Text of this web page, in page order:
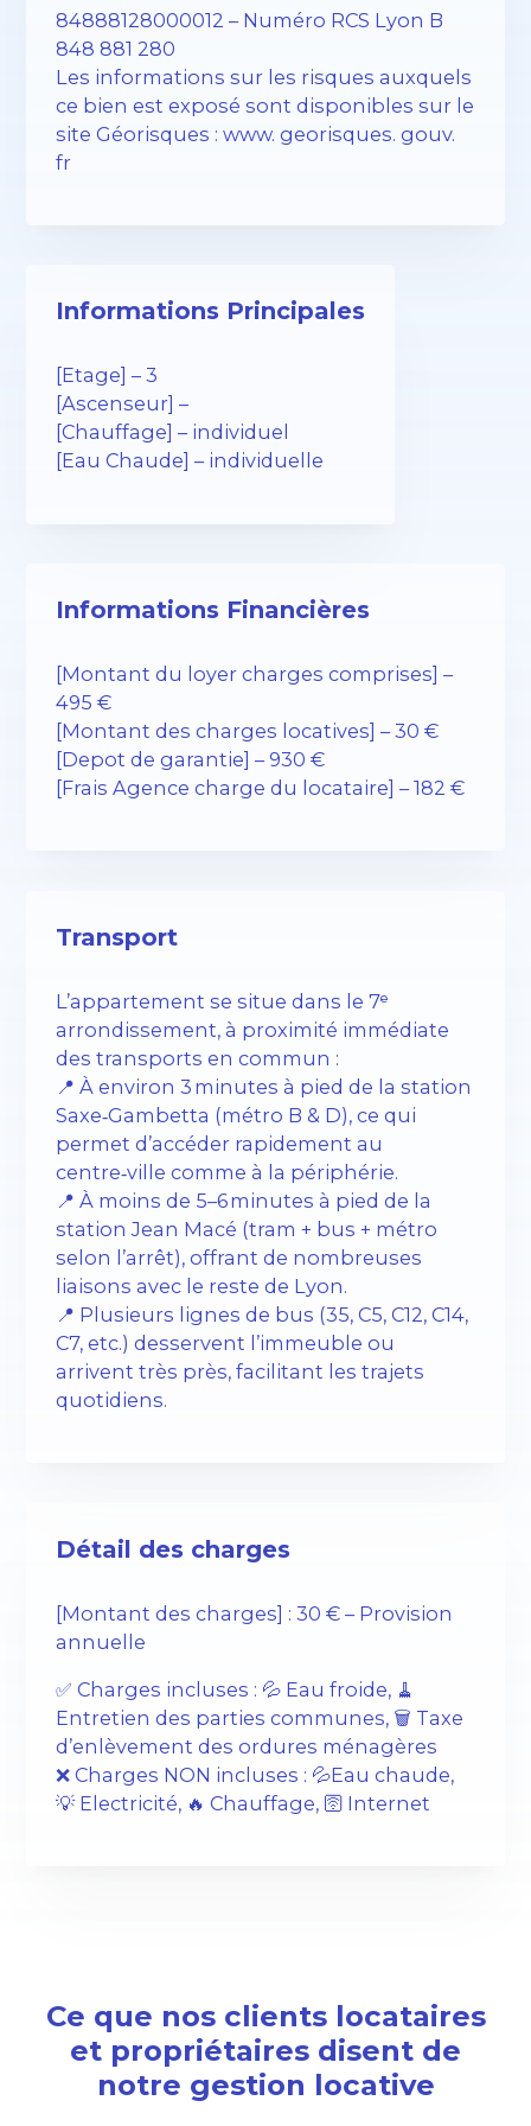
84888128000012 – Numéro RCS Lyon B
848 881 280
Les informations sur les risques auxquels
ce bien est exposé sont disponibles sur le
site Géorisques : www. georisques. gouv.
fr
Informations Principales
[Etage] – 3
[Ascenseur] –
[Chauffage] – individuel
[Eau Chaude] – individuelle
Informations Financières
[Montant du loyer charges comprises] –
495 €
[Montant des charges locatives] – 30 €
[Depot de garantie] – 930 €
[Frais Agence charge du locataire] – 182 €
Transport
L’appartement se situe dans le 7ᵉ
arrondissement, à proximité immédiate
des transports en commun :
📍 À environ 3 minutes à pied de la station
Saxe‑Gambetta (métro B & D), ce qui
permet d’accéder rapidement au
centre‑ville comme à la périphérie.
📍 À moins de 5–6 minutes à pied de la
station Jean Macé (tram + bus + métro
selon l’arrêt), offrant de nombreuses
liaisons avec le reste de Lyon.
📍 Plusieurs lignes de bus (35, C5, C12, C14,
C7, etc.) desservent l’immeuble ou
arrivent très près, facilitant les trajets
quotidiens.
Détail des charges
[Montant des charges] : 30 € – Provision
annuelle
✅ Charges incluses : 💦 Eau froide, 🧹
Entretien des parties communes, 🗑️ Taxe
d’enlèvement des ordures ménagères
❌ Charges NON incluses : 💦Eau chaude,
💡 Electricité, 🔥 Chauffage, 🛜 Internet
Ce que nos clients locataires
et propriétaires disent de
notre gestion locative